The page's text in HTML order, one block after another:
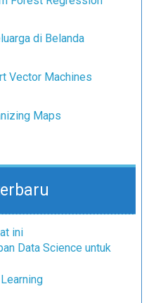
di Belanda
Vector Machines
Maps
ini
Data Science untuk